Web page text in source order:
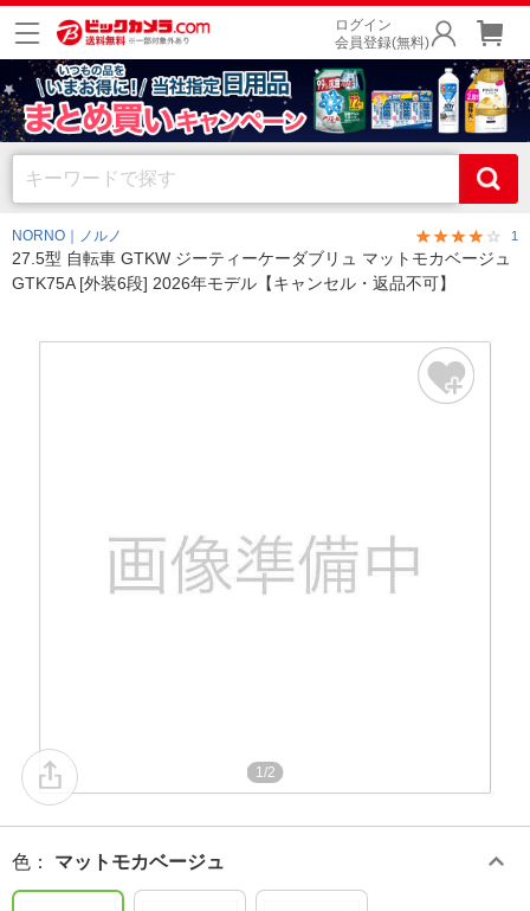
ログイン
会員登録(無料)
NORNO｜ノルノ 1
27.5型 自転車 GTKW ジーティーケーダブリュ マットモカベージュ
GTK75A [外装6段] 2026年モデル【キャンセル・返品不可】
1/2
色 ： マットモカベージュ